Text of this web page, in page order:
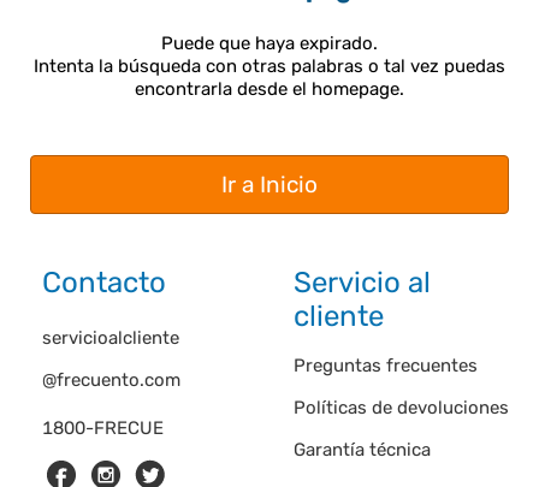
Puede que haya expirado.
Intenta la búsqueda con otras palabras o tal vez puedas
encontrarla desde el homepage.
Ir a Inicio
Contacto
1800-FRECUE
servicioalcliente
@frecuento.com
Servicio al
cliente
Preguntas frecuentes
Políticas de devoluciones
Garantía técnica